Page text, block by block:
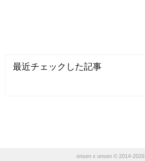
最近チェックした記事
onsen x onsen © 2014-2026